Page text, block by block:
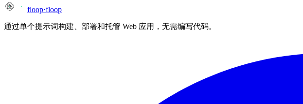
floop·floop
通过单个提示词构建、部署和托管 Web 应用，无需编写代码。